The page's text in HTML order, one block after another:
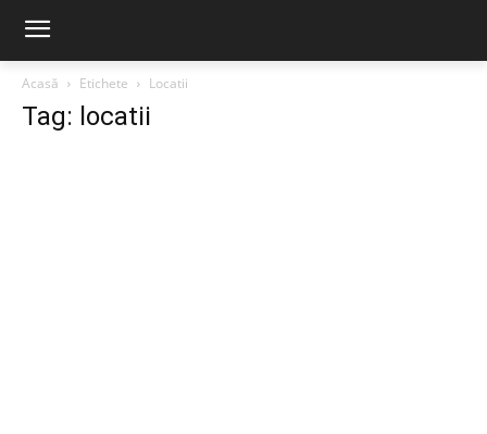
Acasă Etichete Locatii
Tag: locatii